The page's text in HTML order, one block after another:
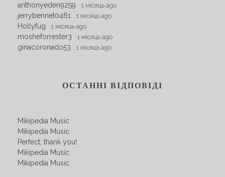
anthonyeden9259 1 місяць ago
jerrybennet0461 1 місяць ago
Hollyfug 1 місяць ago
mosheforrester3 1 місяць ago
ginacoronado53 1 місяць ago
ОСТАННІ ВІДПОВІДІ
Mikipedia Music
Mikipedia Music
Perfect, thank you!
Mikipedia Music
Mikipedia Music